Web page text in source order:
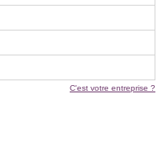
C'est votre entreprise ?